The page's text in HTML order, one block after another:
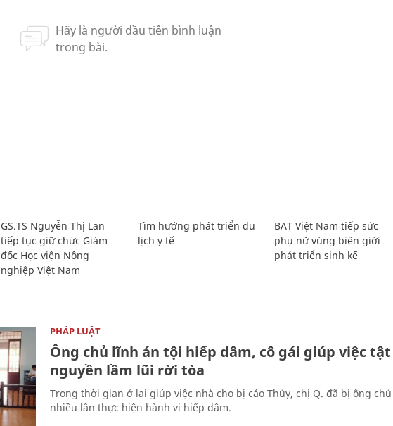
GS.TS Nguyễn Thị Lan
tiếp tục giữ chức Giám
đốc Học viện Nông
nghiệp Việt Nam
Tìm hướng phát triển du
lịch y tế
BAT Việt Nam tiếp sức
phụ nữ vùng biên giới
phát triển sinh kế
PHÁP LUẬT
Ông chủ lĩnh án tội hiếp dâm, cô gái giúp việc tật
nguyền lầm lũi rời tòa
Trong thời gian ở lại giúp việc nhà cho bị cáo Thủy, chị Q. đã bị ông chủ
nhiều lần thực hiện hành vi hiếp dâm.